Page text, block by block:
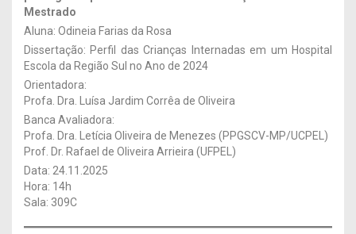
Mestrado
Aluna: Odineia Farias da Rosa
Dissertação: Perfil das Crianças Internadas em um Hospital
Escola da Região Sul no Ano de 2024
Orientadora:
Profa. Dra. Luísa Jardim Corrêa de Oliveira
Banca Avaliadora:
Profa. Dra. Letícia Oliveira de Menezes (PPGSCV-MP/UCPEL)
Prof. Dr. Rafael de Oliveira Arrieira (UFPEL)
Data: 24.11.2025
Hora: 14h
Sala: 309C